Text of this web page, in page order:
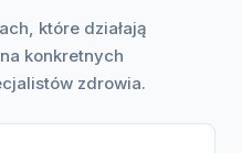
które działają
konkretnych
zdrowia.